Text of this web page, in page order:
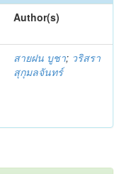
Author(s)
สายฝน บูชา; วริสรา
สุกุมลจันทร์